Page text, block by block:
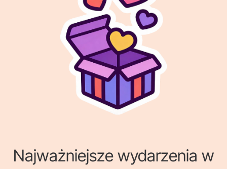
Najważniejsze wydarzenia w